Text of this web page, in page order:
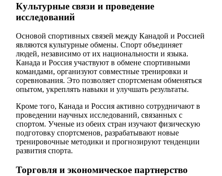
Культурные связи и проведение
исследований
Основой спортивных связей между Канадой и Россией
являются культурные обмены. Спорт объединяет
людей, независимо от их национальности и языка.
Канада и Россия участвуют в обмене спортивными
командами, организуют совместные тренировки и
соревнования. Это позволяет спортсменам обменяться
опытом, укреплять навыки и улучшать результаты.
Кроме того, Канада и Россия активно сотрудничают в
проведении научных исследований, связанных с
спортом. Ученые из обеих стран изучают физическую
подготовку спортсменов, разрабатывают новые
тренировочные методики и прогнозируют тенденции
развития спорта.
Торговля и экономическое партнерство